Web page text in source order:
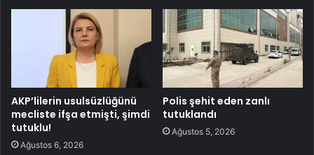
AKP’lilerin usulsüzlüğünü
mecliste ifşa etmişti, şimdi
tutuklu!
Ağustos 6, 2026
Polis şehit eden zanlı
tutuklandı
Ağustos 5, 2026